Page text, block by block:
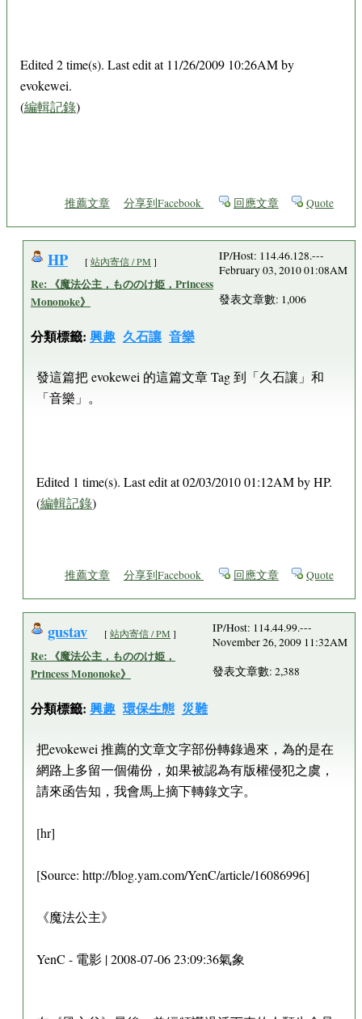
Edited 2 time(s). Last edit at 11/26/2009 10:26AM by
evokewei.
(編輯記錄)
推薦文章 分享到Facebook 回應文章 Quote
HP [站內寄信 / PM ]
Re: 《魔法公主，もののけ姫，Princess
Mononoke》
分類標籤: 興趣 久石讓 音樂
IP/Host: 114.46.128.---
February 03, 2010 01:08AM
發表文章數: 1,006
發這篇把 evokewei 的這篇文章 Tag 到「久石讓」和
「音樂」。
Edited 1 time(s). Last edit at 02/03/2010 01:12AM by HP.
(編輯記錄)
推薦文章 分享到Facebook 回應文章 Quote
gustav [站內寄信 / PM ]
Re: 《魔法公主，もののけ姫，
Princess Mononoke》
分類標籤: 興趣 環保生態 災難
IP/Host: 114.44.99.---
November 26, 2009 11:32AM
發表文章數: 2,388
把evokewei 推薦的文章文字部份轉錄過來，為的是在
網路上多留一個備份，如果被認為有版權侵犯之虞，
請來函告知，我會馬上摘下轉錄文字。
[hr]
[Source: http://blog.yam.com/YenC/article/16086996]
《魔法公主》
YenC - 電影 | 2008-07-06 23:09:36氣象